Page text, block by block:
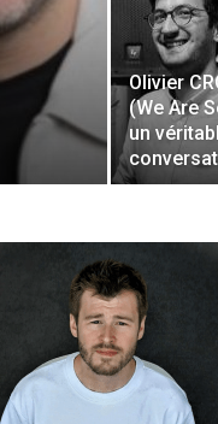
Olivier
(We Are
un